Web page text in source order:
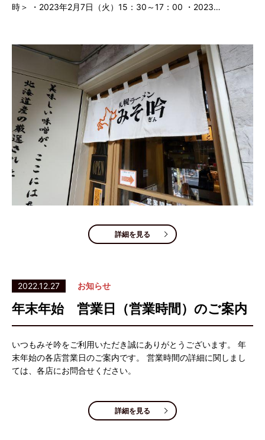
時＞ ・2023年2月7日（火）15：30～17：00 ・2023…
詳細を見る
2022.12.27 お知らせ
年末年始 営業日（営業時間）のご案内
いつもみそ吟をご利用いただき誠にありがとうございます。 年
末年始の各店営業日のご案内です。 営業時間の詳細に関しまし
ては、各店にお問合せください。
詳細を見る